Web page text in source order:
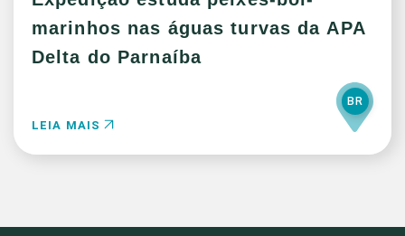
marinhos nas águas turvas da APA
Delta do Parnaíba
LEIA MAIS
BR